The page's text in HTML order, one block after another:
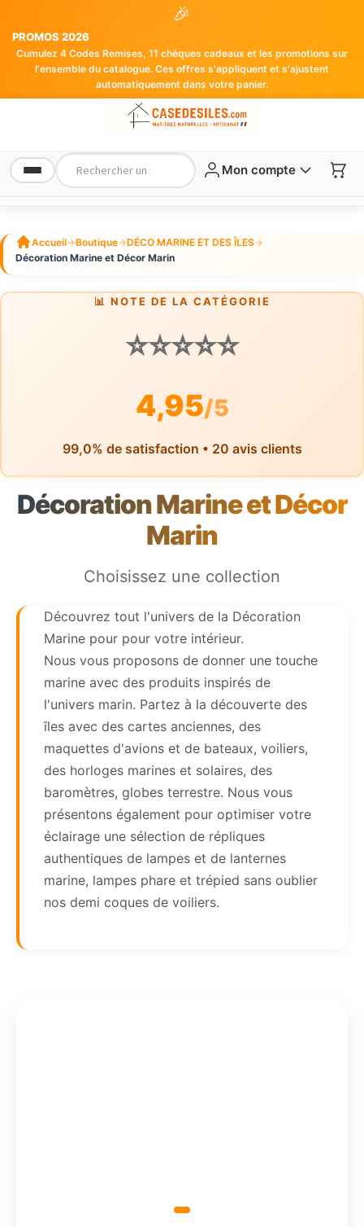
🎉
PROMOS 2026
Cumulez 4 Codes Remises, 11 chèques cadeaux et les promotions sur
l'ensemble du catalogue. Ces offres s'appliquent et s'ajustent
automatiquement dans votre panier.
Mon compte
Accueil→Boutique→DÉCO MARINE ET DES ÎLES→
Décoration Marine et Décor Marin
📊 NOTE DE LA CATÉGORIE
⭐⭐⭐⭐⭐
4,95/5
99,0% de satisfaction • 20 avis clients
Décoration Marine et Décor
Marin
Choisissez une collection
Découvrez tout l'univers de la Décoration
Marine pour pour votre intérieur.
Nous vous proposons de donner une touche
marine avec des produits inspirés de
l'univers marin. Partez à la découverte des
îles avec des cartes anciennes, des
maquettes d'avions et de bateaux, voiliers,
des horloges marines et solaires, des
baromètres, globes terrestre. Nous vous
présentons également pour optimiser votre
éclairage une sélection de répliques
authentiques de lampes et de lanternes
marine, lampes phare et trépied sans oublier
nos demi coques de voiliers.